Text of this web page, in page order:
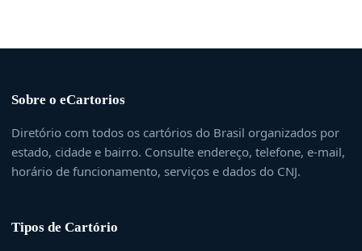
Sobre o eCartorios
Diretório com todos os cartórios do Brasil organizados por
estado, cidade e bairro. Consulte endereço, telefone, e-mail,
horário de funcionamento, serviços e dados do CNJ.
Tipos de Cartório